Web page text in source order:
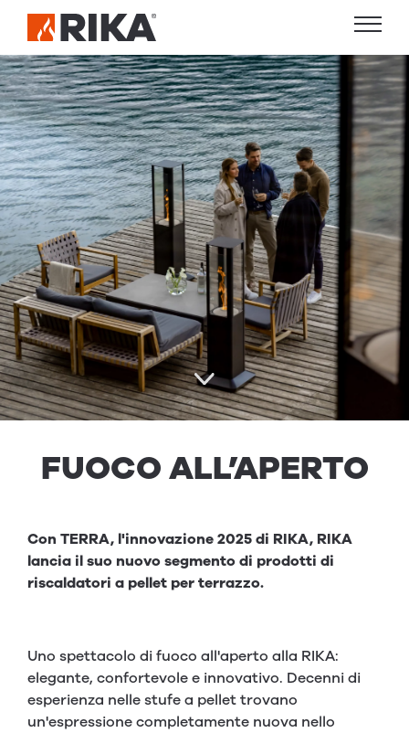
FUO­CO ALL’APER­TO
Con TERRA, l'innovazione 2025 di RIKA, RIKA
lancia il suo nuovo segmento di prodotti di
riscaldatori a pellet per terrazzo.
Uno spettacolo di fuoco all'aperto alla RIKA:
elegante, confortevole e innovativo. Decenni di
esperienza nelle stufe a pellet trovano
un'espressione completamente nuova nello